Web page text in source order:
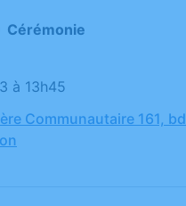
Cérémonie
à 13h45
Communautaire 161, bd